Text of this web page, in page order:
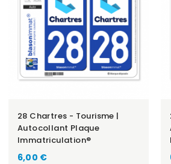
28 Chartres - Tourisme |
Autocollant Plaque
Immatriculation®
6,00 €